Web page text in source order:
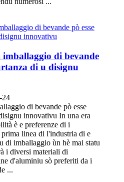
di bevande
di u disignu
24
di bevande pò esse
innovativu In una era
è e preferenze di i
linea di l'industria di e
di imballaggio ùn hè mai statu
i diversi materiali di
d'aluminiu sò preferiti da i
...